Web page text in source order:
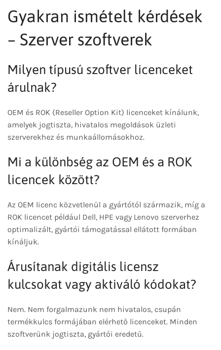
Gyakran ismételt kérdések
– Szerver szoftverek
Milyen típusú szoftver licenceket
árulnak?
OEM és ROK (Reseller Option Kit) licenceket kínálunk,
amelyek jogtiszta, hivatalos megoldások üzleti
szerverekhez és munkaállomásokhoz.
Mi a különbség az OEM és a ROK
licencek között?
Az OEM licenc közvetlenül a gyártótól származik, míg a
ROK licencet például Dell, HPE vagy Lenovo szerverhez
optimalizált, gyártói támogatással ellátott formában
kínáljuk.
Árusítanak digitális licensz
kulcsokat vagy aktiváló kódokat?
Nem. Nem forgalmazunk nem hivatalos, csupán
termékkulcs formájában elérhető licenceket. Minden
szoftverünk jogtiszta, gyártói eredetű.